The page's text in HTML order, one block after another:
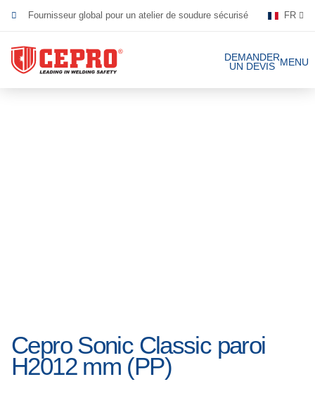
Fournisseur global pour un atelier de soudure sécurisé
Dévoué & flexible
Produits certifiés
FR
DEMANDER
UN DEVIS MENU
Toiles de soudure
Cabines de
À propos de nous
Actualités
Cepro Sonic Classic paroi
H2012 mm (PP)